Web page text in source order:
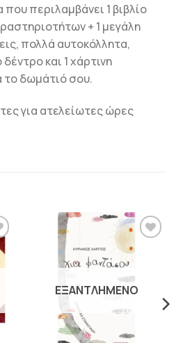
περιλαμβάνει 1 βιβλίο
+ 1 μεγάλη
πολλά αυτοκόλλητα,
και 1 χάρτινη
το δωμάτιό σου.
για ατελείωτες ώρες
ΠΡΟΣΘΉΚΗ
ΛΊΣΤΑ
ΕΠΙΘΥΜΙΏΝ
ΕΞΑΝΤΛΗΜΈΝΟ